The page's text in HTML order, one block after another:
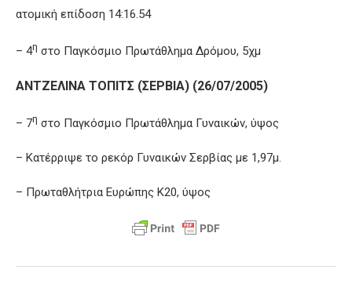
ατομική επίδοση 14:16.54
– 4η στο Παγκόσμιο Πρωτάθλημα Δρόμου, 5χμ
ΑΝΤΖΕΛΙΝΑ ΤΟΠΙΤΣ (ΣΕΡΒΙΑ) (26/07/2005)
– 7η στο Παγκόσμιο Πρωτάθλημα Γυναικών, ύψος
– Κατέρριψε το ρεκόρ Γυναικών Σερβίας με 1,97μ.
– Πρωταθλήτρια Ευρώπης Κ20, ύψος